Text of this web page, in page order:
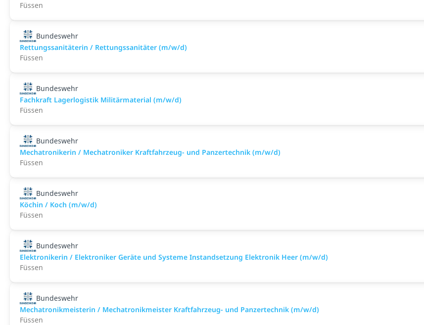
Füssen
Bundeswehr
Rettungssanitäterin / Rettungssanitäter (m/w/d)
Füssen
Bundeswehr
Fachkraft Lagerlogistik Militärmaterial (m/w/d)
Füssen
Bundeswehr
Mechatronikerin / Mechatroniker Kraftfahrzeug- und Panzertechnik (m/w/d)
Füssen
Bundeswehr
Köchin / Koch (m/w/d)
Füssen
Bundeswehr
Elektronikerin / Elektroniker Geräte und Systeme Instandsetzung Elektronik Heer (m/w/d)
Füssen
Bundeswehr
Mechatronikmeisterin / Mechatronikmeister Kraftfahrzeug- und Panzertechnik (m/w/d)
Füssen